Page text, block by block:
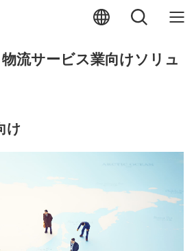
流サービス業向けソリュ
け